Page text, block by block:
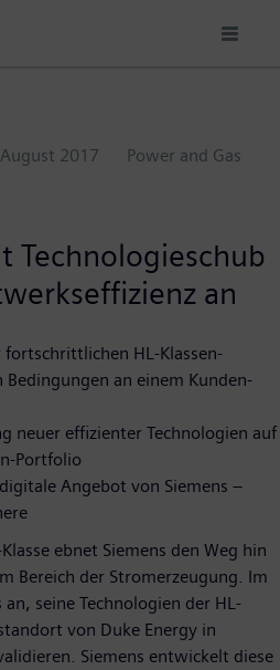
2017
Power and Gas
Technologieschub
an
HL-Klassen-
an einem Kunden-
neuer effizienter Technologien auf
Portfolio
Angebot von Siemens –
ebnet Siemens den Weg hin
Bereich der Stromerzeugung. Im
seine Technologien der HL-
von Duke Energy in
Siemens entwickelt diese